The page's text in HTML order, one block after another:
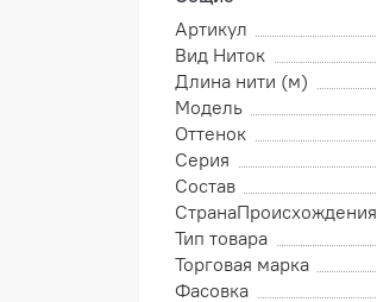
Артикул
Вид Ниток
Длина нити (м)
Модель
Оттенок
Серия
Состав
СтранаПроисхождения
Тип товара
Торговая марка
Фасовка